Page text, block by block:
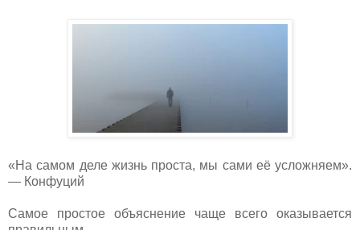
«На самом деле жизнь проста, мы сами её усложняем».
— Конфуций
Самое простое объяснение чаще всего оказывается